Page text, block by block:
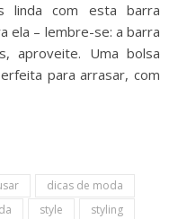
linda com esta barra
ela – lembre-se: a barra
aproveite. Uma bolsa
para arrasar, com
dicas de moda
style styling